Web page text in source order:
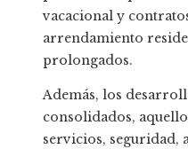
vacacional y
arrendamiento
prolongados.
Además, los
consolidados,
servicios, seguridad,